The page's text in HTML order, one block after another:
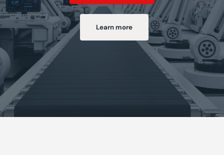
Learn more